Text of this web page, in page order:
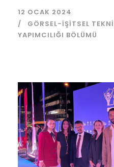
12 OCAK 2024
GÖRSEL-İŞITSEL
YAPIMCILIĞI BÖLÜMÜ